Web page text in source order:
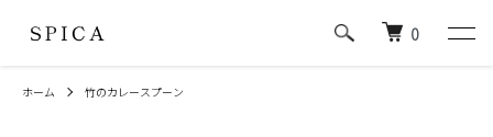
0
ホーム 竹のカレースプーン